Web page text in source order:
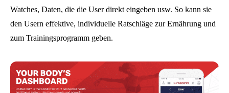
Watches, Daten, die die User direkt eingeben usw. So kann sie
den Usern effektive, individuelle Ratschläge zur Ernährung und
zum Trainingsprogramm geben.